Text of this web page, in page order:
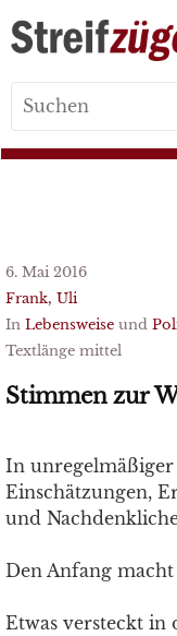
6. Mai 2016
Frank, Uli
In Lebensweise und
Textlänge mittel
Stimmen zur
In
Einschätzungen,
und
Den Anfang macht
Etwas versteckt in